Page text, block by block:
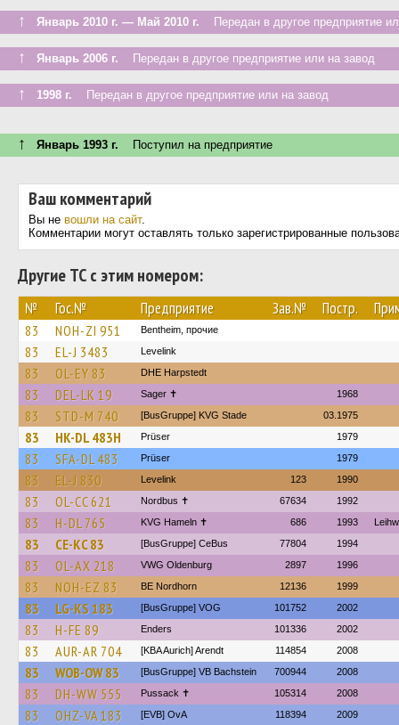
↑ Январь 2010 г. — Май 2010 г. Передан в другое предприятие
↑ Январь 2006 г. Передан в другое предприятие или на завод
↑ 1998 г. Передан в другое предприятие или на завод
↑ Январь 1993 г. Поступил на предприятие
Ваш комментарий
Вы не вошли на сайт.
Комментарии могут оставлять только зарегистрированные
Другие ТС с этим номером:
№ Гос.№ Предприятие Зав.№ Постр.
83 NOH-ZI 951 Bentheim, прочие
83 EL-J 3483 Levelink
83 OL-EY 83 DHE Harpstedt
83 DEL-LK 19 Sager ✝ 1968
83 STD-M 740 [BusGruppe] KVG Stade 03.1975
83 HK-DL 483H Prüser 1979
83 SFA-DL 483 Prüser 1979
83 EL-J 830 Levelink 123 1990
83 OL-CC 621 Nordbus ✝ 67634 1992
83 H-DL 765 KVG Hameln ✝ 686 1993
83 CE-KC 83 [BusGruppe] CeBus 77804 1994
83 OL-AX 218 VWG Oldenburg 2897 1996
83 NOH-EZ 83 BE Nordhorn 12136 1999
83 LG-KS 183 [BusGruppe] VOG 101752 2002
83 H-FE 89 Enders 101336 2002
83 AUR-AR 704 [KBA Aurich] Arendt 114854 2008
83 WOB-OW 83 [BusGruppe] VB Bachstein 700944 2008
83 DH-WW 555 Pussack ✝ 105314 2008
83 OHZ-VA 183 [EVB] OvA 118394 2009